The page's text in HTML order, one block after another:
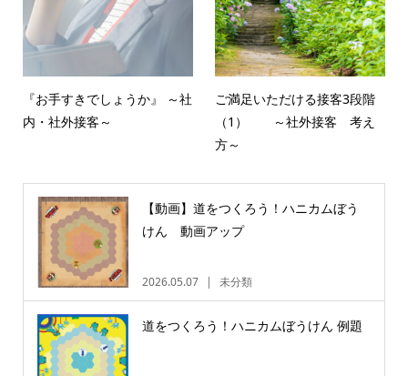
『お手すきでしょうか』 ～社
内・社外接客～
ご満足いただける接客3段階
（1） ～社外接客 考え
方～
【動画】道をつくろう！ハニカムぼう
けん 動画アップ
2026.05.07 未分類
道をつくろう！ハニカムぼうけん 例題